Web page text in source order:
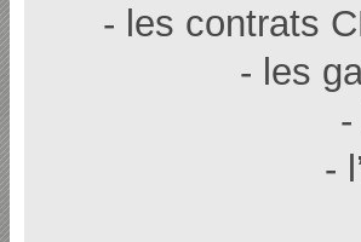
- les contrats
- les
-